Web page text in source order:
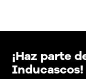
¡Haz parte
Inducascos!